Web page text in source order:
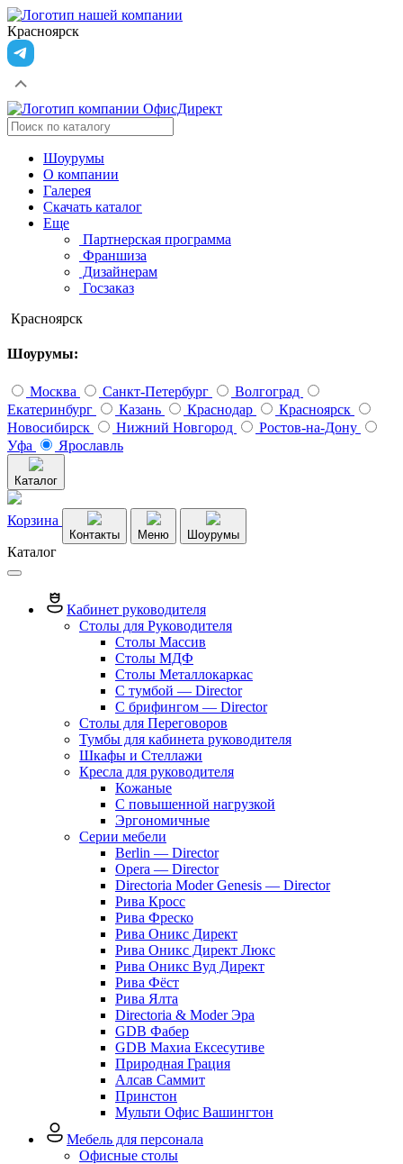
Красноярск
Шоурумы
О компании
Галерея
Скачать каталог
Еще
Партнерская программа
Франшиза
Дизайнерам
Госзаказ
Красноярск
Шоурумы:
Москва Санкт-Петербург
Волгоград
Екатеринбург
Казань Краснодар
Красноярск
Новосибирск
Нижний Новгород
Ростов-на-Дону
Уфа
Ярославль
Каталог
Корзина
Контакты Меню Шоурумы
Каталог
Кабинет руководителя
Столы для Руководителя
Столы Массив
Столы МДФ
Столы Металлокаркас
С тумбой — Director
C брифингом — Director
Столы для Переговоров
Тумбы для кабинета руководителя
Шкафы и Стеллажи
Кресла для руководителя
Кожаные
С повышенной нагрузкой
Эргономичные
Серии мебели
Berlin — Director
Opera — Director
Directoria Moder Genesis — Director
Рива Кросс
Рива Фреско
Рива Оникс Директ
Рива Оникс Директ Люкс
Рива Оникс Вуд Директ
Рива Фёст
Рива Ялта
Directoria & Moder Эра
GDB Фабер
GDB Махиа Ексесутиве
Природная Грация
Алсав Саммит
Принстон
Мульти Офис Вашингтон
Мебель для персонала
Офисные столы